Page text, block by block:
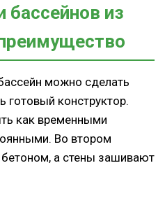
бассейнов из
можно сделать
готовый конструктор.
как временными
Во втором
а стены зашивают